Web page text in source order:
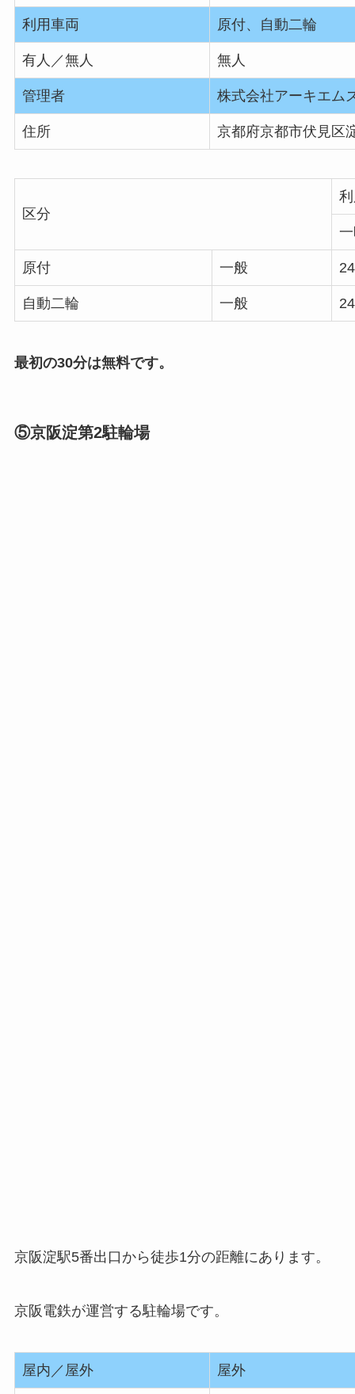
利用車両 原付、自動二輪
有人／無人 無人
管理者 株式会社アーキエム
住所 京都府京都市伏見区
区分
原付 一般
自動二輪 一般
最初の30分は無料です。
⑤京阪淀第2駐輪場
京阪淀駅5番出口から徒歩1分の距離にあります。
京阪電鉄が運営する駐輪場です。
屋内／屋外 屋外